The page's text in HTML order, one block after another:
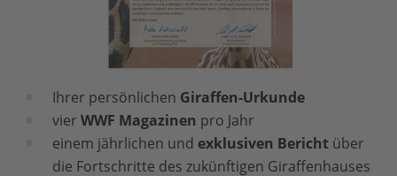
Ihrer persönlichen Giraffen-Urkunde
vier WWF Magazinen pro Jahr
einem jährlichen und exklusiven Bericht über
die Fortschritte des zukünftigen Giraffenhauses